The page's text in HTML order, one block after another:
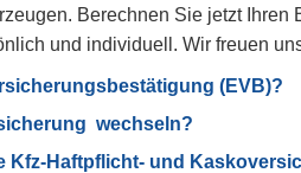
Berechnen Sie jetzt Ihren
und individuell. Wir freuen
(EVB)?
wechseln?
Kfz-Haft­pflicht- und